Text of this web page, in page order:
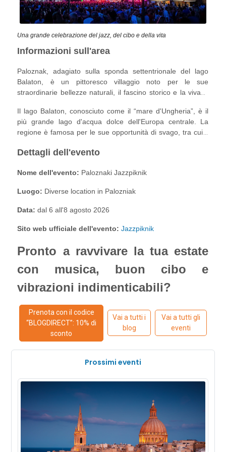
Una grande celebrazione del jazz, del cibo e della vita
Informazioni sull'area
Paloznak, adagiato sulla sponda settentrionale del lago
Balaton, è un pittoresco villaggio noto per le sue
straordinarie bellezze naturali, il fascino storico e la vivace
lago e sui vigneti circostanti, rendendolo una fuga perfetta
per gli amanti della natura e del vino.
Il lago Balaton, conosciuto come il “mare d'Ungheria”, è il
più grande lago d'acqua dolce dell'Europa centrale. La
regione è famosa per le sue opportunità di svago, tra cui il
tradizioni culinarie. I visitatori di Paloznak possono
nelle vicinanze, rendendola una destinazione ideale per
Dettagli dell'evento
Nome dell'evento: Paloznaki Jazzpiknik
Luogo: Diverse location in Palozniak
Data: dal 6 all'8 agosto 2026
Sito web ufficiale dell'evento: Jazzpiknik
Pronto a ravvivare la tua estate
con musica, buon cibo e
vibrazioni indimenticabili?
Prenota con il codice
“BLOGDIRECT”: 10% di
sconto
Vai a tutti i
blog
Vai a tutti gli
eventi
Prossimi eventi